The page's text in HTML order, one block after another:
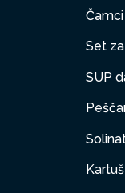
Čamci
Set
SUP